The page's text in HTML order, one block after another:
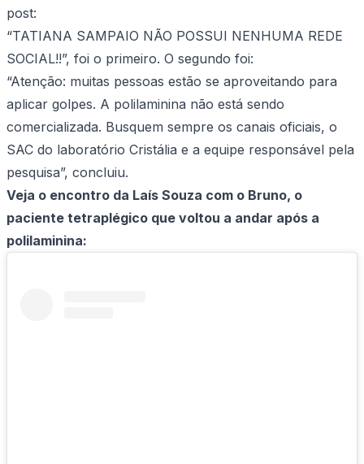
post:
“TATIANA SAMPAIO NÃO POSSUI NENHUMA REDE
SOCIAL!!”, foi o primeiro. O segundo foi:
“Atenção: muitas pessoas estão se aproveitando para
aplicar golpes. A polilaminina não está sendo
comercializada. Busquem sempre os canais oficiais, o
SAC do laboratório Cristália e a equipe responsável pela
pesquisa”, concluiu.
Veja o encontro da Laís Souza com o Bruno, o
paciente tetraplégico que voltou a andar após a
polilaminina: